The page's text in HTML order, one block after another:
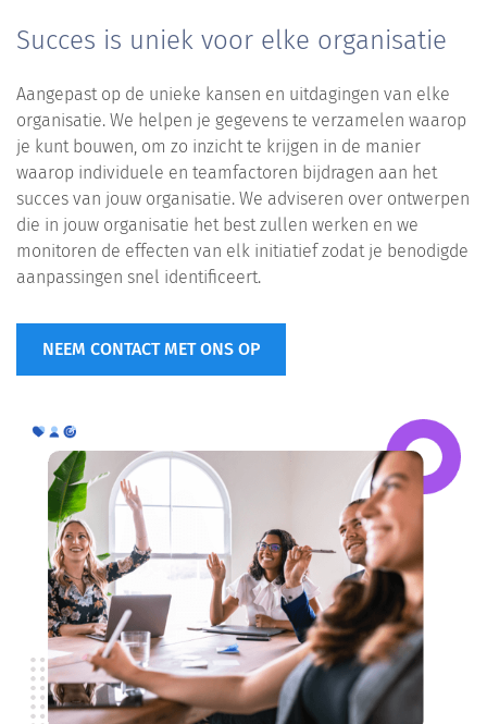
Succes is uniek voor elke organisatie
Aangepast op de unieke kansen en uitdagingen van elke
organisatie. We helpen je gegevens te verzamelen waarop
je kunt bouwen, om zo inzicht te krijgen in de manier
waarop individuele en teamfactoren bijdragen aan het
succes van jouw organisatie. We adviseren over ontwerpen
die in jouw organisatie het best zullen werken en we
monitoren de effecten van elk initiatief zodat je benodigde
aanpassingen snel identificeert.
NEEM CONTACT MET ONS OP